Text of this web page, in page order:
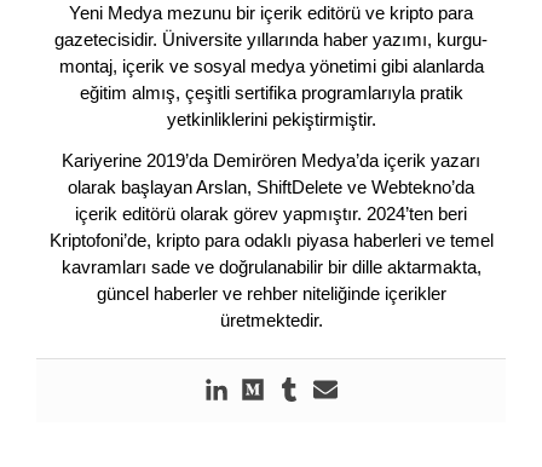
Yeni Medya mezunu bir içerik editörü ve kripto para
gazetecisidir. Üniversite yıllarında haber yazımı, kurgu-
montaj, içerik ve sosyal medya yönetimi gibi alanlarda
eğitim almış, çeşitli sertifika programlarıyla pratik
yetkinliklerini pekiştirmiştir.
Kariyerine 2019’da Demirören Medya’da içerik yazarı
olarak başlayan Arslan, ShiftDelete ve Webtekno’da
içerik editörü olarak görev yapmıştır. 2024’ten beri
Kriptofoni’de, kripto para odaklı piyasa haberleri ve temel
kavramları sade ve doğrulanabilir bir dille aktarmakta,
güncel haberler ve rehber niteliğinde içerikler
üretmektedir.